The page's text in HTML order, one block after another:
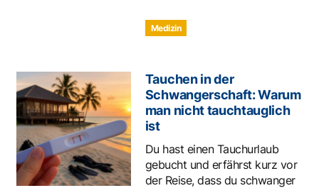
Medizin
Tauchen in der
Schwangerschaft: Warum
man nicht tauchtauglich
ist
Du hast einen Tauchurlaub
gebucht und erfährst kurz vor
der Reise, dass du schwanger